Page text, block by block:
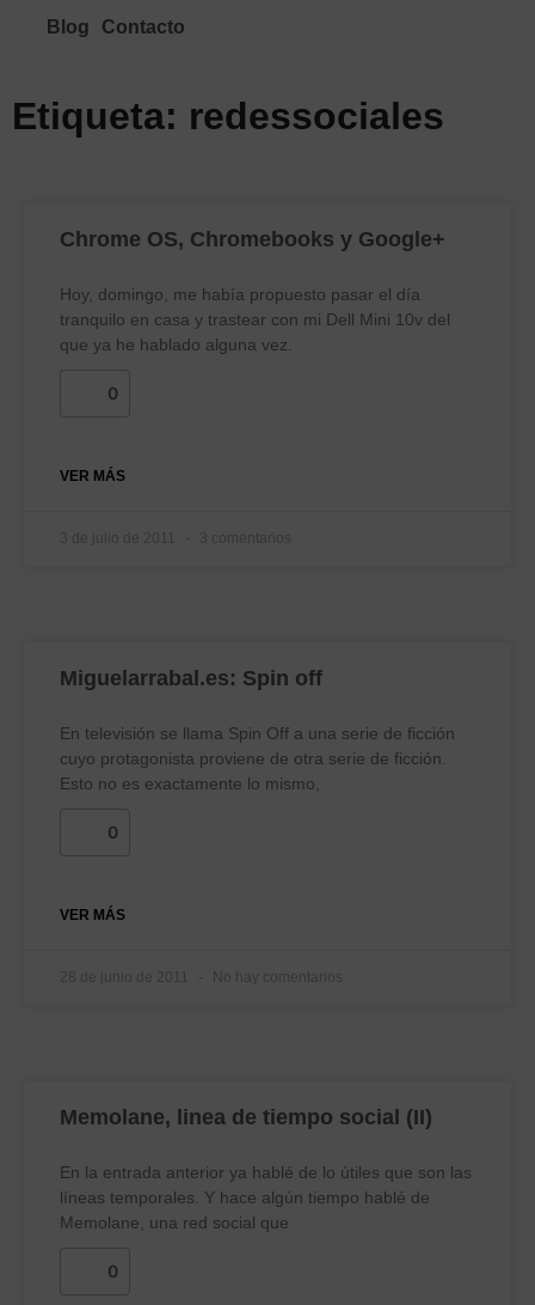
Blog Contacto
Etiqueta: redessociales
Chrome OS, Chromebooks y Google+
Hoy, domingo, me había propuesto pasar el día
tranquilo en casa y trastear con mi Dell Mini 10v del
que ya he hablado alguna vez.
0
VER MÁS
3 de julio de 2011 3 comentarios
Miguelarrabal.es: Spin off
En televisión se llama Spin Off a una serie de ficción
cuyo protagonista proviene de otra serie de ficción.
Esto no es exactamente lo mismo,
0
VER MÁS
28 de junio de 2011 No hay comentarios
Memolane, linea de tiempo social (II)
En la entrada anterior ya hablé de lo útiles que son las
líneas temporales. Y hace algún tiempo hablé de
Memolane, una red social que
0